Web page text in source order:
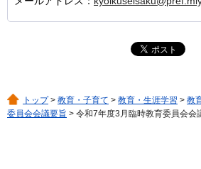
トップ> 教育・子育て > 教育・生涯学習 > 教
委員会会議要旨 > 令和7年度3月臨時教育委員会会